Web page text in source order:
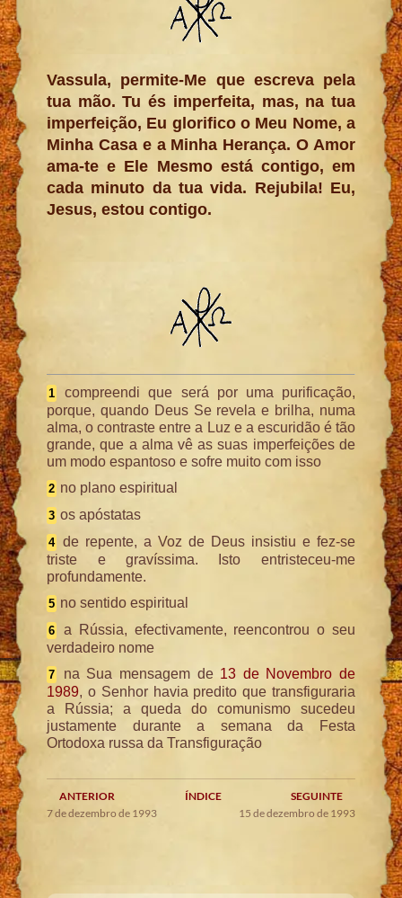
Vassula, permite-Me que escreva pela
tua mão. Tu és imperfeita, mas, na tua
imperfeição, Eu glorifico o Meu Nome, a
Minha Casa e a Minha Herança. O Amor
ama-te e Ele Mesmo está contigo, em
cada minuto da tua vida. Rejubila! Eu,
Jesus, estou contigo.
1
compreendi que será por uma purificação,
porque, quando Deus Se revela e brilha, numa
alma, o contraste entre a Luz e a escuridão é tão
grande, que a alma vê as suas imperfeições de
um modo espantoso e sofre muito com isso
2 no plano espiritual
3 os apóstatas
4 de repente, a Voz de Deus insistiu e fez-se
triste e gravíssima. Isto entristeceu-me
profundamente.
5 no sentido espiritual
6
a Rússia, efectivamente, reencontrou o seu
verdadeiro nome
7 na Sua mensagem de 13 de Novembro de
1989, o Senhor havia predito que transfiguraria
a Rússia; a queda do comunismo sucedeu
justamente durante a semana da Festa
Ortodoxa russa da Transfiguração
ANTERIOR ÍNDICE
SEGUINTE
7 de dezembro de 1993
15 de dezembro de 1993